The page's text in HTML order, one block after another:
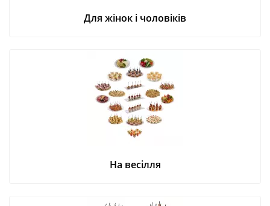
Для жінок і чоловіків
На весілля